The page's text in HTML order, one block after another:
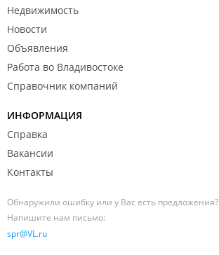
Недвижимость
Новости
Объявления
Работа во Владивостоке
Справочник компаний
ИНФОРМАЦИЯ
Справка
Вакансии
Контакты
Обнаружили ошибку или у Вас есть предложения?
Напишите нам письмо:
spr@VL.ru